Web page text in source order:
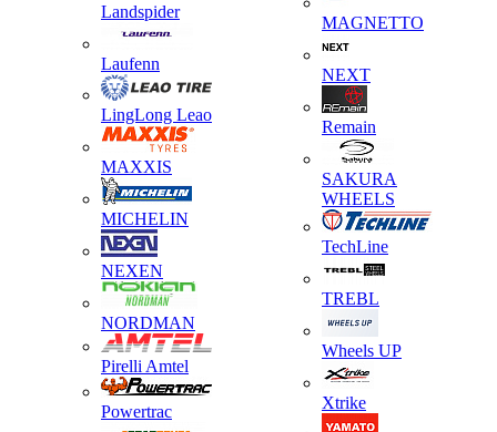
Landspider
Laufenn
LingLong Leao
MAXXIS
MICHELIN
NEXEN
NORDMAN
Pirelli Amtel
Powertrac
MAGNETTO
NEXT
Remain
SAKURA
WHEELS
TechLine
TREBL
Wheels UP
Xtrike